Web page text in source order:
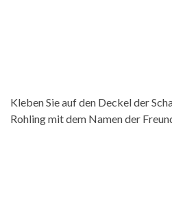
Kleben Sie auf den Deckel der
Rohling mit dem Namen der